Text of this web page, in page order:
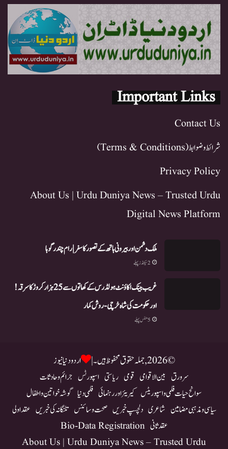
Important Links
Contact Us
شرائط و ضوابط (Terms & Conditions)
Privacy Policy
About Us | Urdu Duniya News – Trusted Urdu
Digital News Platform
ملک دشمن اور بیرونی ہاتھ کے تصور کا سفر | رام چندر گوہا
2 سیکنڈز پہلے
غریب بینک اکاؤنٹ ہولڈرس کے کھاتوں سے 25 ہزار کروڑ کا سرقہ!
اور حکومت کی شاہ خرچی-روش کمار
5 منٹس پہلے
© 2026, جملہ حقوق محفوظ ہیں۔ | اردو دنیا نیوز
سرورق بین الاقوامی قومی ریاستی اسپورٹس جرائم و حادثات
سوانح حیات فلمی و اسپوریٹس کیریئر اور رہنمائی فلمی دنیا گوشہ خواتین و اطفال
سیاسی و مذہبی مضامین شاعری دلچسپ خبریں صحت و سائنس تلنگانہ کی خبریں عقد اولی
عقد ثانی Bio-Data Registration
About Us | Urdu Duniya News – Trusted Urdu